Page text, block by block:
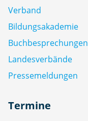
Verband
Bildungsakademie
Buchbesprechungen
Landesverbände
Pressemeldungen
Termine